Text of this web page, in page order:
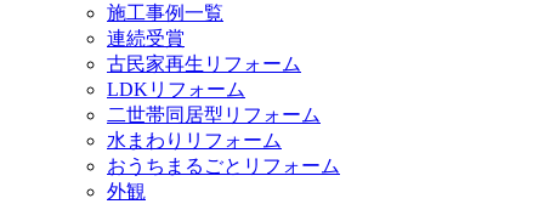
施工事例一覧
連続受賞
古民家再生リフォーム
LDKリフォーム
二世帯同居型リフォーム
水まわりリフォーム
おうちまるごとリフォーム
外観